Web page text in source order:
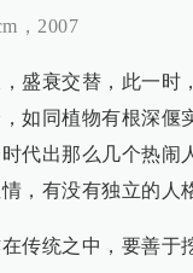
，2007
盛衰交替，此一时
如同植物有根深偃
代出那么几个热闹
，有没有独立的人
传统之中，要善于